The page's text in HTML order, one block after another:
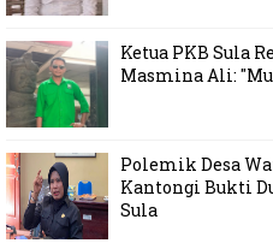
Ketua PKB Sula
Masmina Ali:
Polemik Desa
Kantongi Bukti
Sula